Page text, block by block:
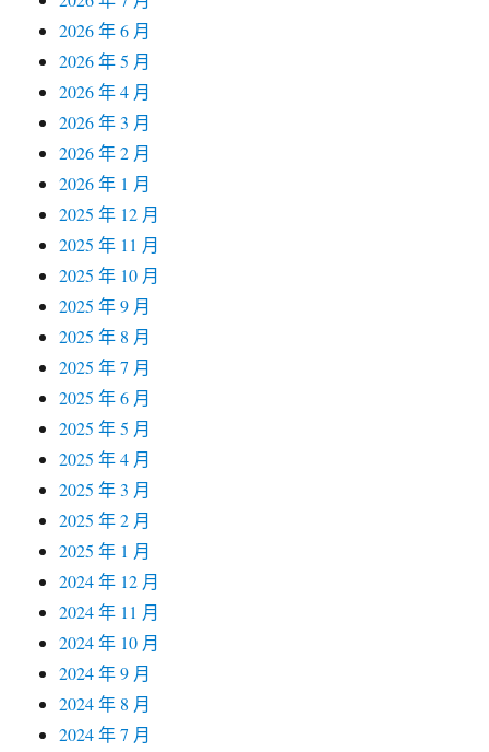
2026 年 6 月
2026 年 5 月
2026 年 4 月
2026 年 3 月
2026 年 2 月
2026 年 1 月
2025 年 12 月
2025 年 11 月
2025 年 10 月
2025 年 9 月
2025 年 8 月
2025 年 7 月
2025 年 6 月
2025 年 5 月
2025 年 4 月
2025 年 3 月
2025 年 2 月
2025 年 1 月
2024 年 12 月
2024 年 11 月
2024 年 10 月
2024 年 9 月
2024 年 8 月
2024 年 7 月